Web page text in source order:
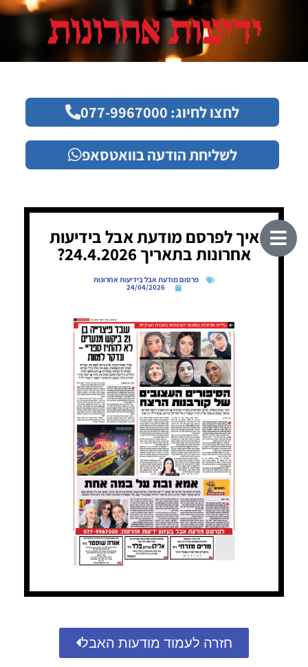
לחצו לחיוג: 077-9967000
לשליחת הודעה בוואטסאפ
איך לפרסם מודעת אבל בידיעות
אחרונות בתאריך 24.4.2026?
פרסום מודעת אבל בידיעות אחרונות
24/04/2026
חזרה לעמוד מודעות האבל